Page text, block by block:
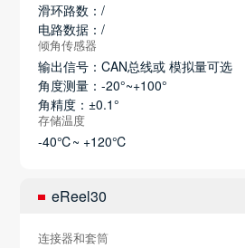
滑环路数：/
电路数据：/
倾角传感器
输出信号：CAN总线或 模拟量可选
角度测量：-20°~+100°
角精度：±0.1°
存储温度
-40℃~ +120℃
eReel30
连接器和套筒